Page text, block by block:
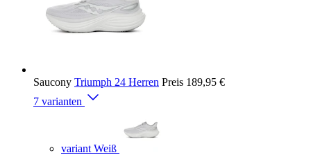
Saucony Triumph 24 Herren Preis 189,95 €
7 varianten
variant Weiß